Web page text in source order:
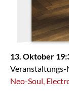
13. Oktober
Veranstaltungs-
Neo-Soul,